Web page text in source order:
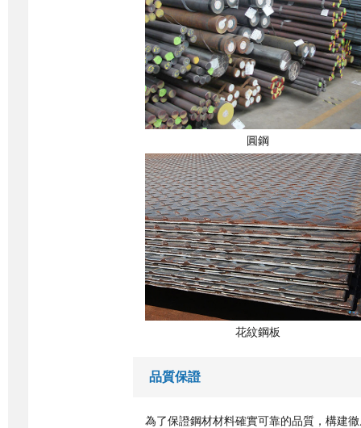
圓鋼
花紋鋼板
品質保證
為了保證鋼材材料確實可靠的品質，構建